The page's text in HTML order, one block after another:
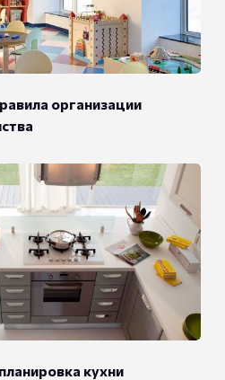
организации
кухни